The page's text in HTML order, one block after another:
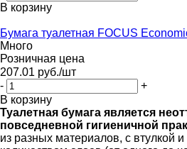
В корзину
Бумага туалетная FOCUS
Много
Розничная цена
207.01 руб./шт
-
+
В корзину
Туалетная бумага является
повседневной гигиеничной
из разных материалов, с втулкой